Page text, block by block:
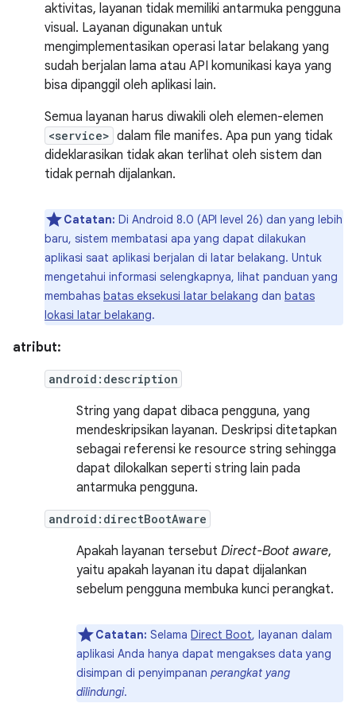
aktivitas, layanan tidak memiliki antarmuka pengguna
visual. Layanan digunakan untuk
mengimplementasikan operasi latar belakang yang
sudah berjalan lama atau API komunikasi kaya yang
bisa dipanggil oleh aplikasi lain.
Semua layanan harus diwakili oleh elemen-elemen
<service> dalam file manifes. Apa pun yang tidak
dideklarasikan tidak akan terlihat oleh sistem dan
tidak pernah dijalankan.
Catatan: Di Android 8.0 (API level 26) dan yang lebih
baru, sistem membatasi apa yang dapat dilakukan
aplikasi saat aplikasi berjalan di latar belakang. Untuk
mengetahui informasi selengkapnya, lihat panduan yang
membahas batas eksekusi latar belakang dan batas
lokasi latar belakang.
atribut:
android:description
String yang dapat dibaca pengguna, yang
mendeskripsikan layanan. Deskripsi ditetapkan
sebagai referensi ke resource string sehingga
dapat dilokalkan seperti string lain pada
antarmuka pengguna.
android:directBootAware
Apakah layanan tersebut Direct-Boot aware,
yaitu apakah layanan itu dapat dijalankan
sebelum pengguna membuka kunci perangkat.
Catatan: Selama Direct Boot, layanan dalam
aplikasi Anda hanya dapat mengakses data yang
disimpan di penyimpanan perangkat yang
dilindungi.